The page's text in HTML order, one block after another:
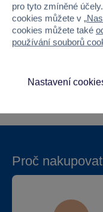
Šířka
Výška
Hmotnost v
Proč
pro tyto zmíněné
cookies můžete v „
cookies můžete také
používání souborů
Nastavení